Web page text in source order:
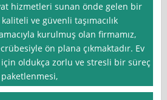
hizmetleri sunan önde gelen bir
ve güvenli taşımacılık
kurulmuş olan firmamız,
ön plana çıkmaktadır. Ev
oldukça zorlu ve stresli bir süreç